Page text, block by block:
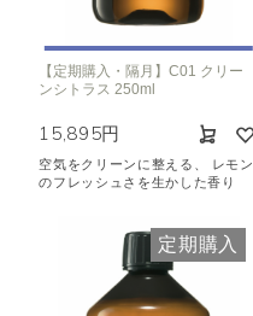
【定期購入・隔月】C01 クリー
ンシトラス 250ml
15,895円
空気をクリーンに整える、 レモン
のフレッシュさを生かした香り
定期購入